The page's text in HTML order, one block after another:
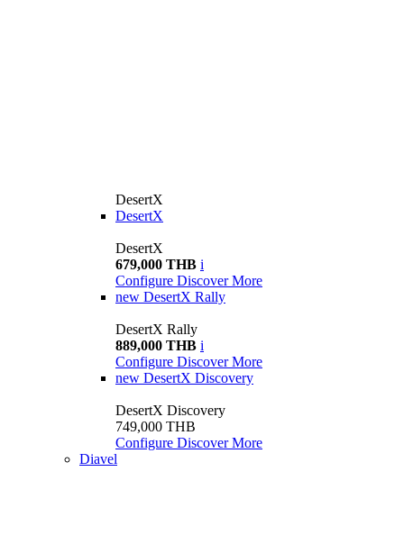
DesertX
DesertX
DesertX
679,000 THB i
Configure Discover More
new DesertX Rally
DesertX Rally
889,000 THB i
Configure Discover More
new DesertX Discovery
DesertX Discovery
749,000 THB
Configure Discover More
Diavel